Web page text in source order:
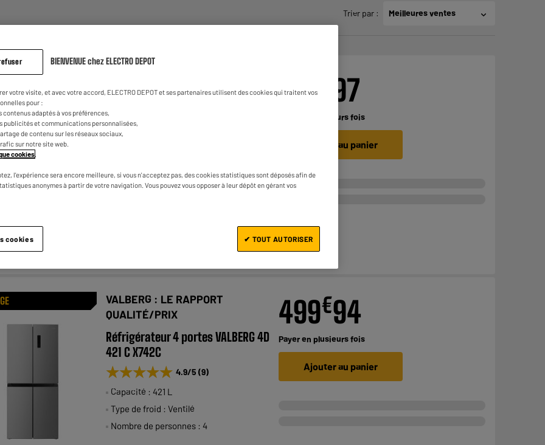
Trier par : Meilleures ventes
Comparer
QUALITÉ/PRIX
Réfrigérateur combiné VALBERG CS
315 C X742C
Type de froid : Statique
359 97
plusieurs fois
Ajouter au panier
VALBERG : LE RAPPORT
QUALITÉ/PRIX
Réfrigérateur 4 portes VALBERG 4D
421 C X742C
★★★★★
★★★★★ 4.9/5 (9)
Capacité : 421 L
Type de froid : Ventilé
Nombre de personnes : 4
499€94
Payer en plusieurs fois
Ajouter au panier
BIENVENUE chez ELECTRO DEPOT
votre visite, et avec votre accord, ELECTRO DEPOT et ses partenaires utilisent des cookies qui traitent vos
pour :
contenus adaptés à vos préférences,
publicités et communications personnalisées,
de contenu sur les réseaux sociaux,
sur notre site web.
cookies
l'expérience sera encore meilleure, si vous n'acceptez pas, des cookies statistiques sont déposés afin de
anonymes à partir de votre navigation. Vous pouvez vous opposer à leur dépôt en gérant vos
cookies ✔ TOUT AUTORISER